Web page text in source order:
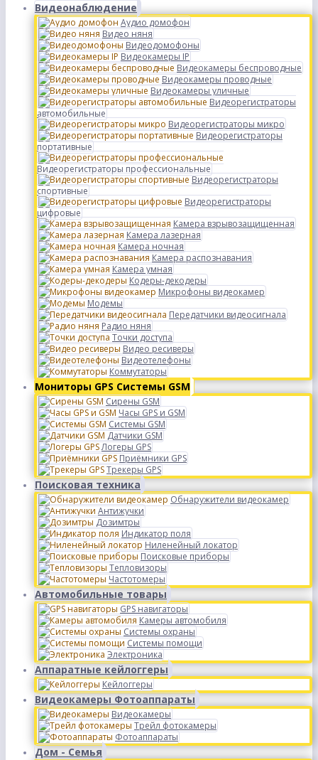
Видеонаблюдение
Аудио домофон
Видео няня
Видеодомофоны
Видеокамеры IP
Видеокамеры беспроводные
Видеокамеры проводные
Видеокамеры уличные
Видеорегистраторы
автомобильные
Видеорегистраторы микро
Видеорегистраторы
портативные
Видеорегистраторы профессиональные
Видеорегистраторы
спортивные
Видеорегистраторы
цифровые
Камера взрывозащищенная
Камера лазерная
Камера ночная
Камера распознавания
Камера умная
Кодеры-декодеры
Микрофоны видеокамер
Модемы
Передатчики видеосигнала
Радио няня
Точки доступа
Видео ресиверы
Видеотелефоны
Коммутаторы
Мониторы GPS Системы GSM
Сирены GSM
Часы GPS и GSM
Системы GSM
Датчики GSM
Логеры GPS
Приёмники GPS
Трекеры GPS
Поисковая техника
Обнаружители видеокамер
Антижучки
Дозимтры
Индикатор поля
Ниленейный локатор
Поисковые приборы
Тепловизоры
Частотомеры
Автомобильные товары
GPS навигаторы
Камеры автомобиля
Системы охраны
Системы помощи
Электроника
Аппаратные кейлоггеры
Кейлоггеры
Видеокамеры Фотоаппараты
Видеокамеры
Трейл фотокамеры
Фотоаппараты
Дом - Семья